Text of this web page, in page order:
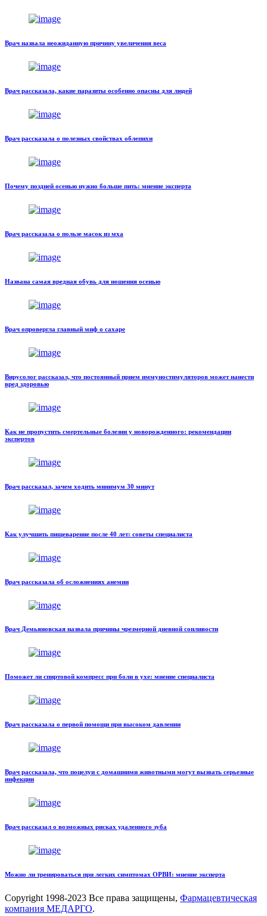
Врач назвала неожиданную причину увеличения веса
Врач рассказала, какие паразиты особенно опасны для людей
Врач рассказала о полезных свойствах облепихи
Почему поздней осенью нужно больше пить: мнение эксперта
Врач рассказала о пользе масок из мха
Названа самая вредная обувь для ношения осенью
Врач опровергла главный миф о сахаре
Вирусолог рассказал, что постоянный прием иммуностимуляторов может нанести
вред здоровью
Как не пропустить смертельные болезни у новорожденного: рекомендации
экспертов
Врач рассказал, зачем ходить минимум 30 минут
Как улучшить пищеварение после 40 лет: советы специалиста
Врач рассказала об осложнениях анемии
Врач Демьяновская назвала причины чрезмерной дневной сонливости
Поможет ли спиртовой компресс при боли в ухе: мнение специалиста
Врач рассказала о первой помощи при высоком давлении
Врач рассказала, что поцелуи с домашними животными могут вызвать серьезные
инфекции
Врач рассказал о возможных рисках удаленного зуба
Можно ли тренироваться при легких симптомах ОРВИ: мнение эксперта
Copyright 1998-2023 Все права защищены, Фармацевтическая
компания МЕДАРГО.